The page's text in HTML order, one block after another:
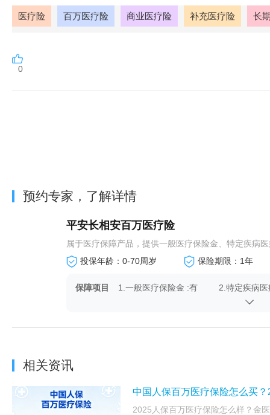
医疗险 百万医疗险 商业医疗险 补充医疗险 长
0
预约专家，了解详情
平安长相安百万医疗险
属于医疗保障产品，提供一般医疗保险金、特定疾病
投保年龄：0-70周岁
保险期限：1年
保障项目 1.一般医疗保险金 :有
2.特定疾病
相关资讯
中国人保百万医疗保险怎么买
2025人保百万医疗保险怎么样？金